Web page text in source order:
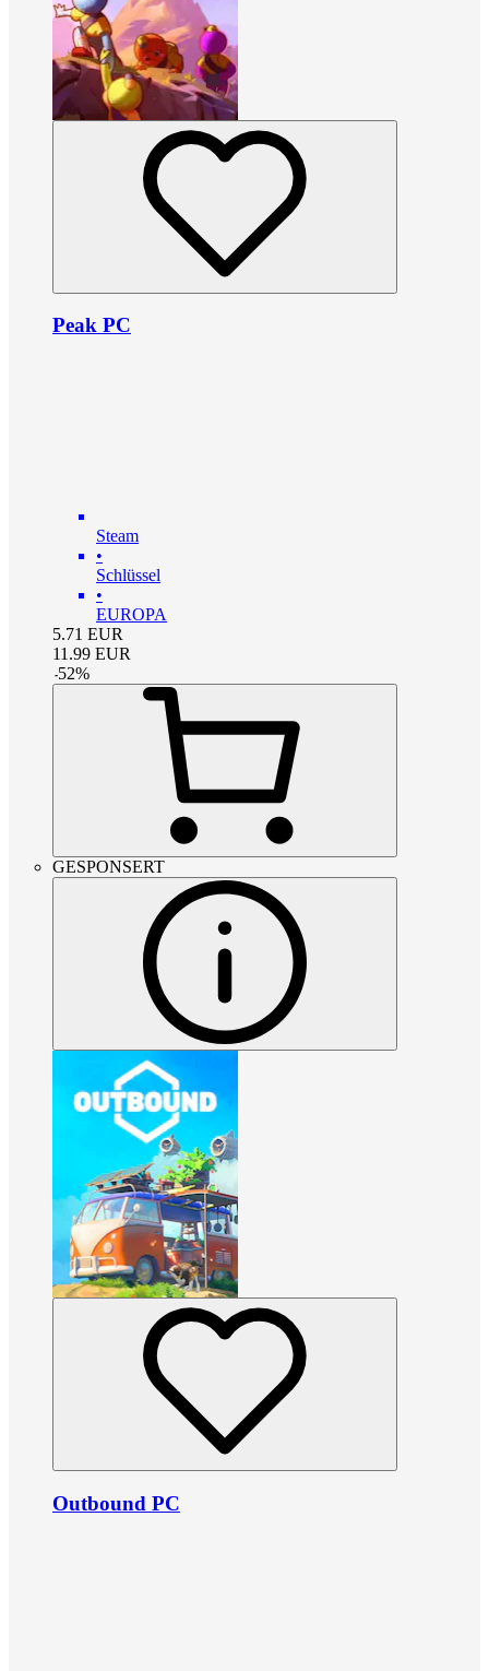
Peak PC
Steam
•
Schlüssel
•
EUROPA
5.71 EUR
11.99 EUR
-52%
GESPONSERT
Outbound PC